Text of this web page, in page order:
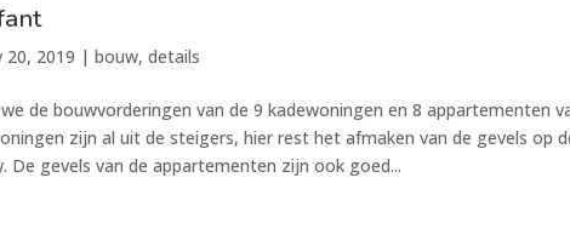
20, 2019 | bouw, details
de bouwvorderingen van de 9 kadewoningen en 8 appartementen
zijn al uit de steigers, hier rest het afmaken van de gevels op
De gevels van de appartementen zijn ook goed...